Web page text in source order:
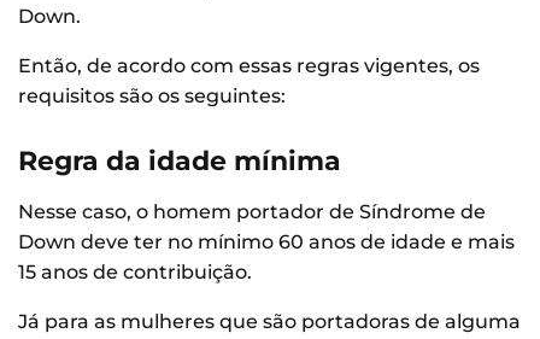
Down.
Então, de acordo com essas regras vigentes, os
requisitos são os seguintes:
Regra da idade mínima
Nesse caso, o homem portador de Síndrome de
Down deve ter no mínimo 60 anos de idade e mais
15 anos de contribuição.
Já para as mulheres que são portadoras de alguma